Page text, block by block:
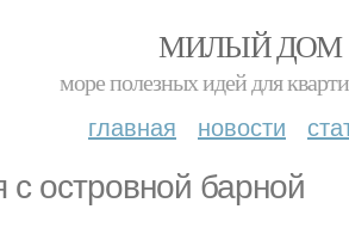
МИЛЫЙ ДОМ
море полезных идей для
главная новости
с островной барной